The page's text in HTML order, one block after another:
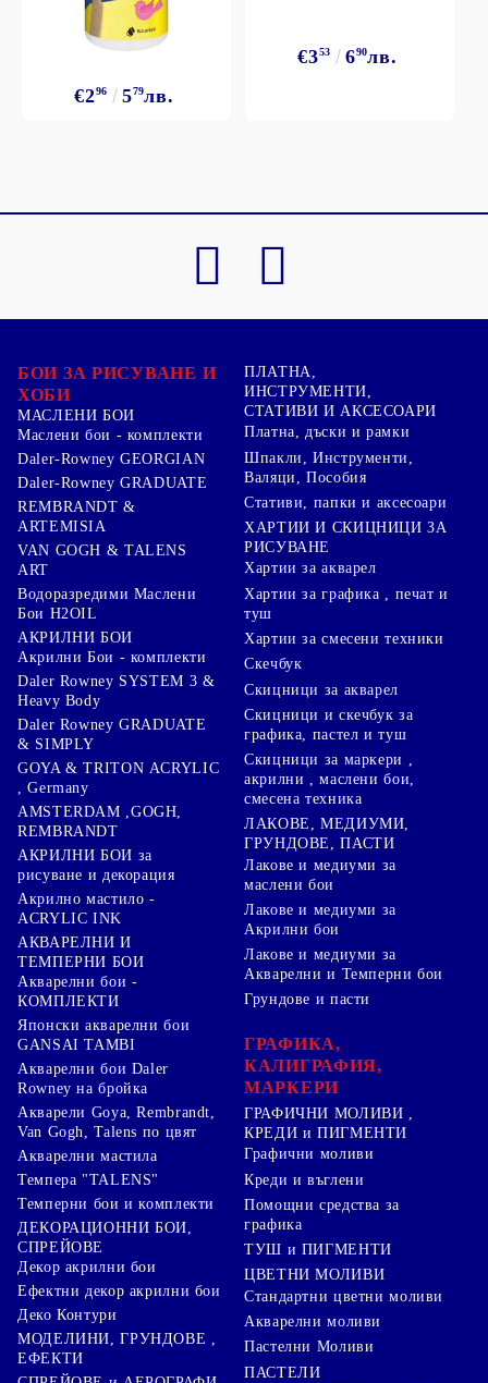
€296 579лв.
€353 690лв.
БОИ ЗА РИСУВАНЕ И
ХОБИ
МАСЛЕНИ БОИ
Маслени бои - комплекти
Daler-Rowney GEORGIAN
Daler-Rowney GRADUATE
REMBRANDT &
ARTEMISIA
VAN GOGH & TALENS
ART
Водоразредими Маслени
Бои H2OIL
АКРИЛНИ БОИ
Акрилни Бои - комплекти
Daler Rowney SYSTEM 3 &
Heavy Body
Daler Rowney GRADUATE
& SIMPLY
GOYA & TRITON АCRYLIC
, Germany
AMSTERDAM ,GOGH,
REMBRANDT
АКРИЛНИ БОИ за
рисуване и декорация
Акрилно мастило -
ACRYLIC INK
АКВАРЕЛНИ И
ТЕМПЕРНИ БОИ
Акварелни бои -
КОМПЛЕКТИ
Японски акварелни бои
GANSAI TAMBI
Акварелни бои Daler
Rowney на бройка
Акварели Goya, Rembrandt,
Van Gogh, Talens по цвят
Акварелни мастила
Темпера "TALENS"
Темперни бои и комплекти
ДЕКОРАЦИОННИ БОИ,
СПРЕЙОВЕ
Декор акрилни бои
Ефектни декор акрилни бои
Деко Контури
МОДЕЛИНИ, ГРУНДОВЕ ,
ЕФЕКТИ
ПЛАТНА,
ИНСТРУМЕНТИ,
СТАТИВИ И АКСЕСОАРИ
Платна, дъски и рамки
Шпакли, Инструменти,
Валяци, Пособия
Стативи, папки и аксесоари
ХАРТИИ И СКИЦНИЦИ ЗА
РИСУВАНЕ
Хартии за акварел
Хартии за графика , печат и
туш
Хартии за смесени техники
Скечбук
Скицници за акварел
Скицници и скечбук за
графика, пастел и туш
Скицници за маркери ,
акрилни , маслени бои,
смесена техника
ЛАКОВЕ, МЕДИУМИ,
ГРУНДОВЕ, ПАСТИ
Лакове и медиуми за
маслени бои
Лакове и медиуми за
Акрилни бои
Лакове и медиуми за
Акварелни и Темперни бои
Грундове и пасти
ГРАФИКА,
КАЛИГРАФИЯ,
МАРКЕРИ
ГРАФИЧНИ МОЛИВИ ,
КРЕДИ и ПИГМЕНТИ
Графични моливи
Креди и въглени
Помощни средства за
графика
ТУШ и ПИГМЕНТИ
ЦВЕТНИ МОЛИВИ
Стандартни цветни моливи
Акварелни моливи
Пастелни Моливи
ПАСТЕЛИ